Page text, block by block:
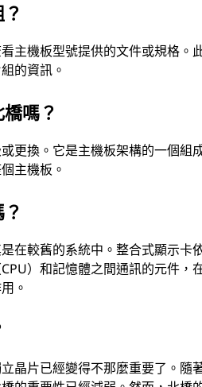
主機板型號提供的文件或規格。
的資訊。
嗎？
更換。它是主機板架構的一個組
主機板。
在較舊的系統中。整合式顯示卡
）和記憶體之間通訊的元件，
。
晶片已經變得不那麼重要了。隨